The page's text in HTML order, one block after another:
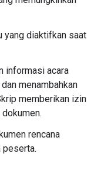
yang diaktifkan saat
informasi acara
menambahkan
memberikan izin
rencana
peserta.